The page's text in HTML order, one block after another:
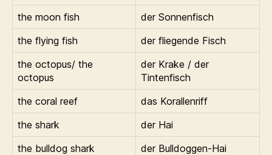
the moon fish
der Sonnenfisch
the flying fish
der fliegende Fisch
the octopus/ the
octopus
der Krake / der
Tintenfisch
the coral reef
das Korallenriff
the shark
der Hai
the bulldog shark
der Bulldoggen-Hai